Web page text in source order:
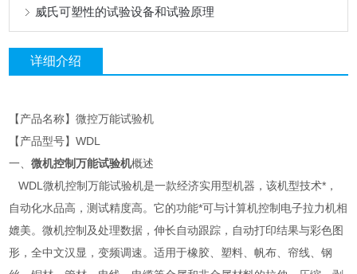
威氏可塑性的试验设备和试验原理
详细介绍
【产品名称】微控万能试验机
【产品型号】WDL
一、微机控制万能试验机概述
WDL微机控制万能试验机是一款经济实用型机器，该机型技术*，
自动化水品高，测试精度高。它的功能*可与计算机控制电子拉力机相
媲美。微机控制及处理数据，伸长自动跟踪，自动打印结果与彩色图
形，全中文汉显，变频调速。适用于橡胶、塑料、帆布、帘线、钢